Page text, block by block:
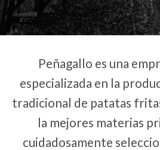
Peñagallo es una
especializada en la
tradicional de patatas
la mejores materias
cuidadosamente